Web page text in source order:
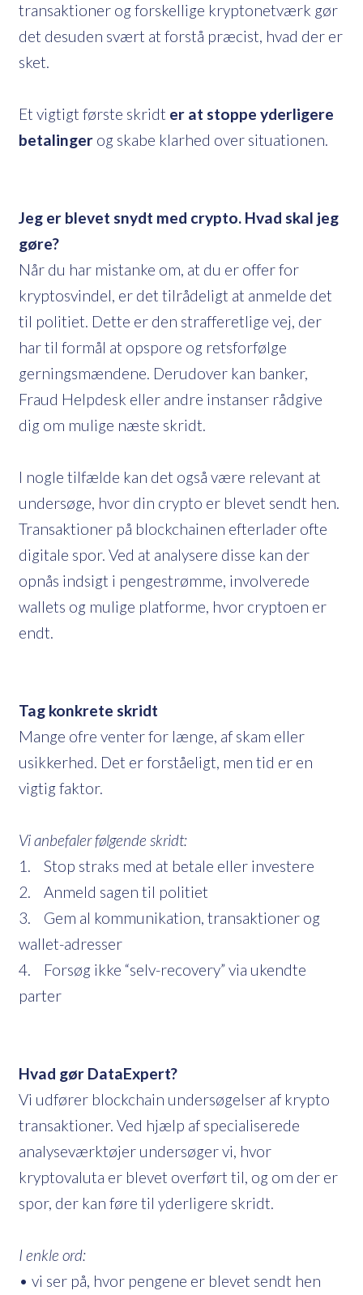
transaktioner og forskellige kryptonetværk gør
det desuden svært at forstå præcist, hvad der er
sket.
Et vigtigt første skridt er at stoppe yderligere
betalinger og skabe klarhed over situationen.
Jeg er blevet snydt med crypto. Hvad skal jeg
gøre?
Når du har mistanke om, at du er offer for
kryptosvindel, er det tilrådeligt at anmelde det
til politiet. Dette er den strafferetlige vej, der
har til formål at opspore og retsforfølge
gerningsmændene. Derudover kan banker,
Fraud Helpdesk eller andre instanser rådgive
dig om mulige næste skridt.
I nogle tilfælde kan det også være relevant at
undersøge, hvor din crypto er blevet sendt hen.
Transaktioner på blockchainen efterlader ofte
digitale spor. Ved at analysere disse kan der
opnås indsigt i pengestrømme, involverede
wallets og mulige platforme, hvor cryptoen er
endt.
Tag konkrete skridt
Mange ofre venter for længe, af skam eller
usikkerhed. Det er forståeligt, men tid er en
vigtig faktor.
Vi anbefaler følgende skridt:
1. Stop straks med at betale eller investere
2. Anmeld sagen til politiet
3. Gem al kommunikation, transaktioner og
wallet-adresser
4. Forsøg ikke “selv-recovery” via ukendte
parter
Hvad gør DataExpert?
Vi udfører blockchain undersøgelser af krypto
transaktioner. Ved hjælp af specialiserede
analyseværktøjer undersøger vi, hvor
kryptovaluta er blevet overført til, og om der er
spor, der kan føre til yderligere skridt.
I enkle ord:
• vi ser på, hvor pengene er blevet sendt hen